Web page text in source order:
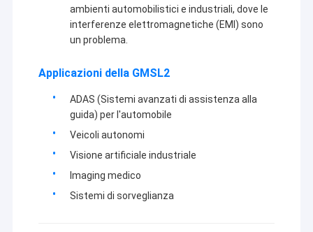
ambienti automobilistici e industriali, dove le
interferenze elettromagnetiche (EMI) sono
un problema.
Applicazioni della GMSL2
ADAS (Sistemi avanzati di assistenza alla
guida) per l'automobile
Veicoli autonomi
Visione artificiale industriale
Imaging medico
Sistemi di sorveglianza